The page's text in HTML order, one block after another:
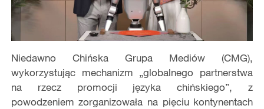
Niedawno Chińska Grupa Mediów (CMG),
wykorzystując mechanizm „globalnego partnerstwa
na rzecz promocji języka chińskiego”, z
powodzeniem zorganizowała na pięciu kontynentach